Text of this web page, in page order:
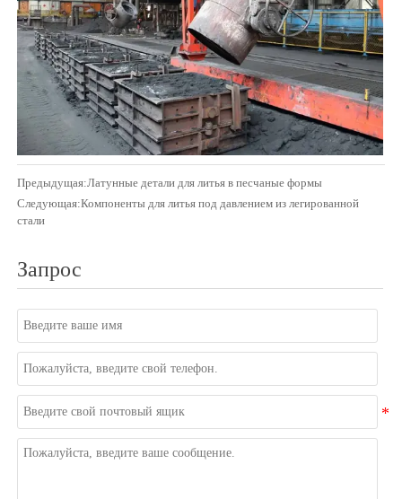
Предыдущая:Латунные детали для литья в песчаные формы
Следующая:Компоненты для литья под давлением из легированной
стали
Запрос